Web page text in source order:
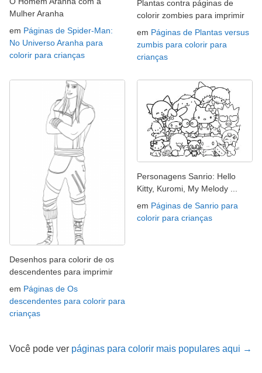
Mulher Aranha
em Páginas de Spider-Man:
No Universo Aranha para
colorir para crianças
Plantas contra páginas de
colorir zombies para imprimir
em Páginas de Plantas versus
zumbis para colorir para
crianças
Desenhos para colorir de os
descendentes para imprimir
em Páginas de Os
descendentes para colorir para
crianças
Personagens Sanrio: Hello
Kitty, Kuromi, My Melody ...
em Páginas de Sanrio para
colorir para crianças
Você pode ver páginas para colorir mais populares aqui →